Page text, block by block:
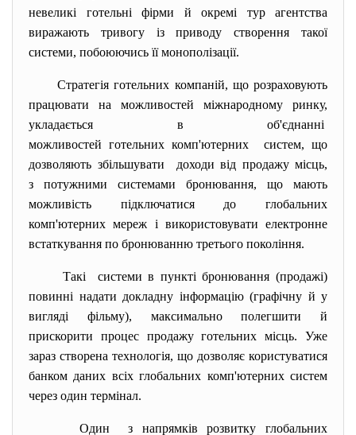
невеликі готельні фірми й окремі тур агентства
виражають тривогу із приводу створення такої
системи, побоюючись її монополізації.
Стратегія готельних компаній, що розраховують
працювати на можливостей міжнародному ринку,
укладається в об'єднанні
можливостей готельних комп'ютерних систем, що
дозволяють збільшувати доходи від продажу місць,
з потужними системами бронювання, що мають
можливість підключатися до глобальних
комп'ютерних мереж і використовувати електронне
встаткування по бронюванню третього покоління.
Такі системи в пункті бронювання (продажі)
повинні надати докладну інформацію (графічну й у
вигляді фільму), максимально полегшити й
прискорити процес продажу готельних місць. Уже
зараз створена технологія, що дозволяє користуватися
банком даних всіх глобальних комп'ютерних систем
через один термінал.
Один з напрямків розвитку глобальних